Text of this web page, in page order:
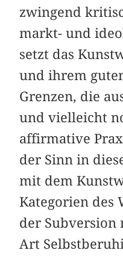
zwingend
markt- und
setzt das
und ihrem
Grenzen, die
und vielleicht
affirmative
der Sinn in
mit dem
Kategorien des
der Subversion
Art